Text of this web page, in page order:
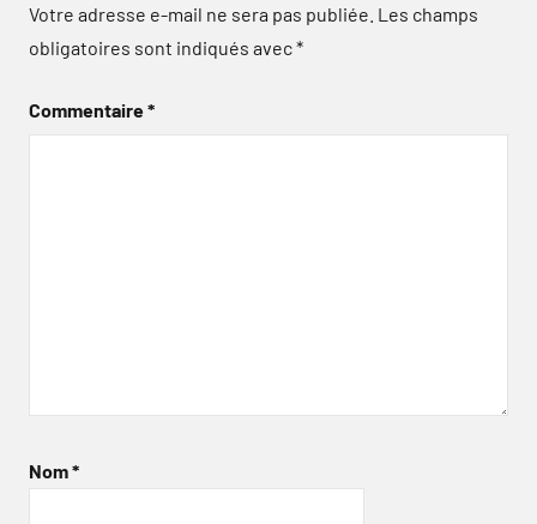
Votre adresse e-mail ne sera pas publiée. Les champs
obligatoires sont indiqués avec*
Commentaire*
Nom*